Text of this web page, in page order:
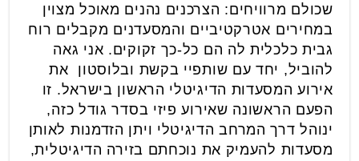
שכולם מרוויחים: הצרכנים נהנים מאוכל מצוין
במחירים אטרקטיביים והמסעדנים מקבלים רוח
גבית כלכלית לה הם כל-כך זקוקים. אני גאה
להוביל, יחד עם שותפיי בקשת ובלוסטון את
אירוע המסעדות הדיגיטלי הראשון בישראל. זו
הפעם הראשונה שאירוע פיזי בסדר גודל כזה,
ינוהל דרך המרחב הדיגיטלי ויתן הזדמנות לאותן
מסעדות להעמיק את נוכחתם בזירה הדיגיטלית,